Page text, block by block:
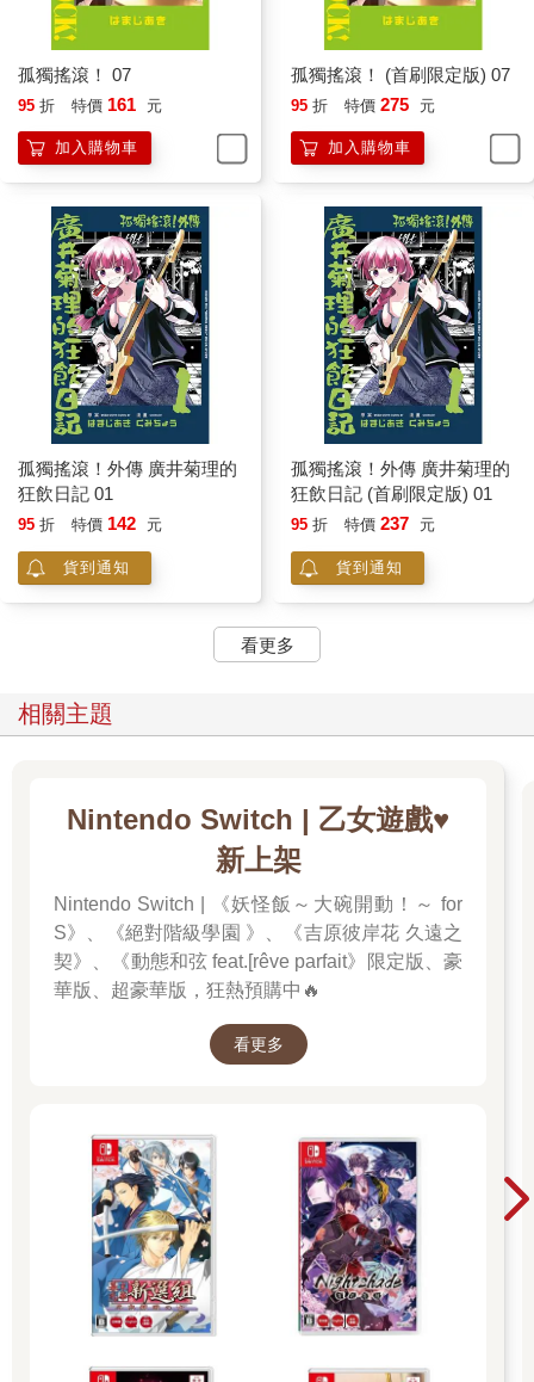
孤獨搖滾！ 07
95 折 特價 161 元
加入購物車
孤獨搖滾！ (首刷限定版) 07
95 折 特價 275 元
加入購物車
孤獨搖滾！外傳 廣井菊理的
狂飲日記 01
95 折 特價 142 元
貨到通知
孤獨搖滾！外傳 廣井菊理的
狂飲日記 (首刷限定版) 01
95 折 特價 237 元
貨到通知
看更多
相關主題
Nintendo Switch | 乙女遊戲♥️
新上架
Nintendo Switch | 《妖怪飯～大碗開動！～ for
S》、《絕對階級學園 》、《吉原彼岸花 久遠之
契》、《動態和弦 feat.[rêve parfait》限定版、豪
華版、超豪華版，狂熱預購中🔥
看更多